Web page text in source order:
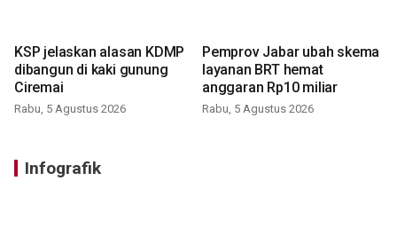
KSP jelaskan alasan KDMP
dibangun di kaki gunung
Ciremai
Rabu, 5 Agustus 2026
Pemprov Jabar ubah skema
layanan BRT hemat
anggaran Rp10 miliar
Rabu, 5 Agustus 2026
Infografik